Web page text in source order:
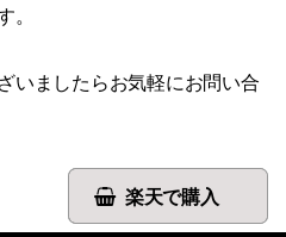
。
いましたらお気軽にお問い合
楽天で購入